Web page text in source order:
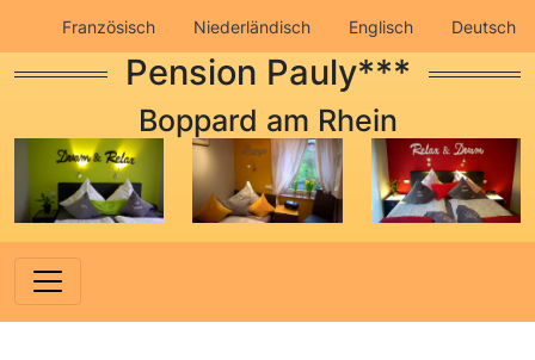
Französisch Niederländisch Englisch Deutsch
Impressum Datenschutz
Pension Pauly***
Boppard am Rhein